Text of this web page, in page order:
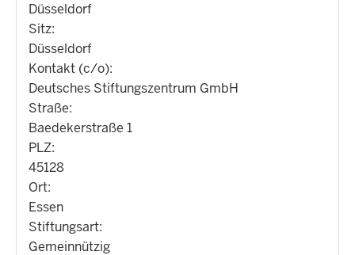
Düsseldorf
Sitz:
Düsseldorf
Kontakt (c/o):
Deutsches Stiftungszentrum GmbH
Straße:
Baedekerstraße 1
PLZ:
45128
Ort:
Essen
Stiftungsart:
Gemeinnützig